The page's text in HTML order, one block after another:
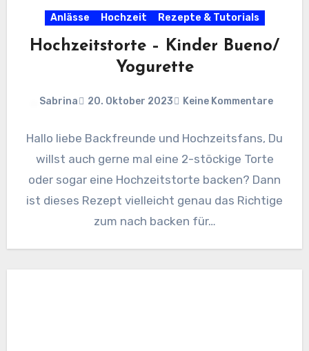
Anlässe Hochzeit Rezepte & Tutorials
Hochzeitstorte – Kinder Bueno/
Yogurette
Sabrina 20. Oktober 2023 Keine Kommentare
Hallo liebe Backfreunde und Hochzeitsfans, Du
willst auch gerne mal eine 2-stöckige Torte
oder sogar eine Hochzeitstorte backen? Dann
ist dieses Rezept vielleicht genau das Richtige
zum nach backen für…